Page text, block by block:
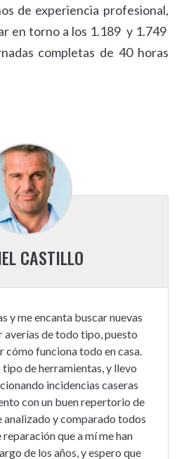
de experiencia profesional,
en torno a los 1.189 y 1.749
completas de 40 horas
CASTILLO
y me encanta buscar nuevas
averías de todo tipo, puesto
cómo funciona todo en casa.
de herramientas, y llevo
incidencias caseras
con un buen repertorio de
analizado y comparado todos
que a mí me han
de los años, y espero que